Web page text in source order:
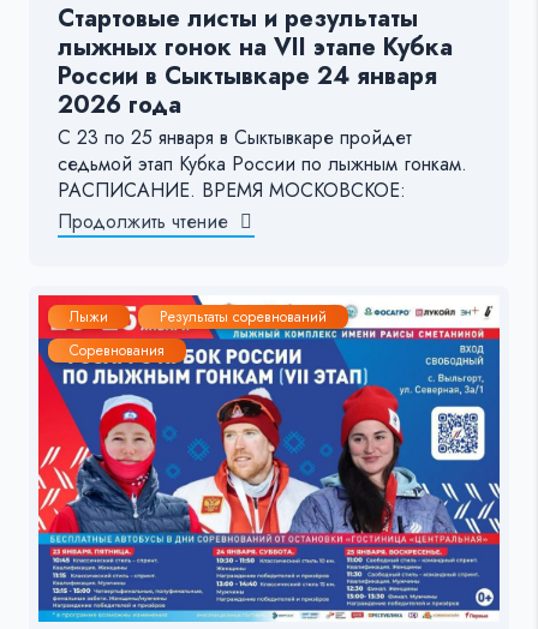
Стартовые листы и результаты
лыжных гонок на VII этапе Кубка
России в Сыктывкаре 24 января
2026 года
С 23 по 25 января в Сыктывкаре пройдет
седьмой этап Кубка России по лыжным гонкам.
РАСПИСАНИЕ. ВРЕМЯ МОСКОВСКОЕ:
Продолжить чтение
Лыжи
Результаты соревнований
Соревнования